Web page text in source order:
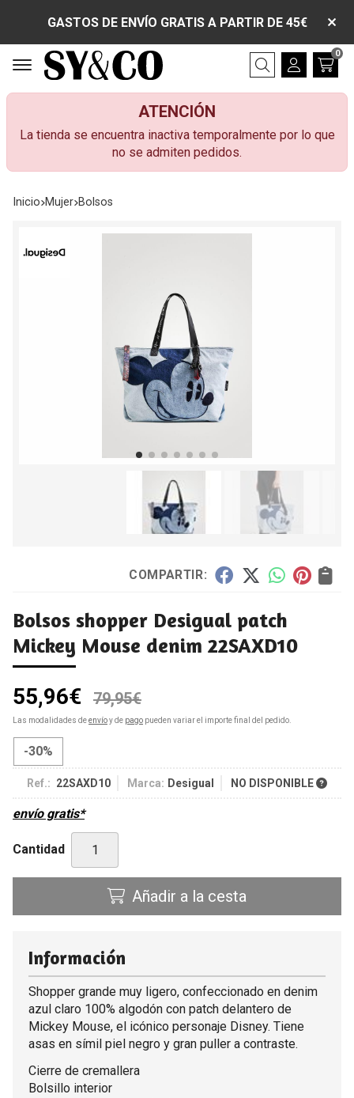
GASTOS DE ENVÍO GRATIS A PARTIR DE 45€
Buscar
0
ATENCIÓN
La tienda se encuentra inactiva temporalmente por lo que
no se admiten pedidos.
Inicio mujer bolsos
COMPARTIR:
Bolsos shopper Desigual patch
Mickey Mouse denim 22SAXD10
55,96€ 79,95€
Las modalidades deenvíoy de pago pueden variar el importe final del pedido.
-30%
Ref.: 22SAXD10 Marca: Desigual NO DISPONIBLE
envío gratis*
Cantidad
Añadir a la cesta
Información
Shopper grande muy ligero, confeccionado en denim
azul claro 100% algodón con patch delantero de
Mickey Mouse, el icónico personaje Disney. Tiene
asas en símil piel negro y gran puller a contraste.
Cierre de cremallera
Bolsillo interior